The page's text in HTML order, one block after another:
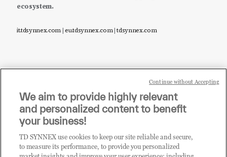
ecosystem.
it.tdsynnex.com|eu.tdsynnex.com|tdsynnex.com
Sei un rivenditore di tecnologia e desideri acquistare
i prodotti o le soluzioni trattate sul blog?
CLICCA QUI E DIVENTA
CLIENTE TD SYNNEX
We aim to provide highly relevant
and personalized content to benefit
your business!
TD SYNNEX use cookies to keep our site reliable and secure,
to measure its performance, to provide you personalized
Continue without Accepting